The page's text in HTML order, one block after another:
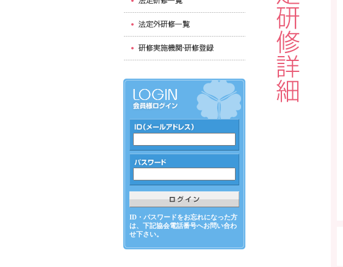
ID・パスワードをお忘れになった方
は、下記協会電話番号へお問い合わ
せ下さい。